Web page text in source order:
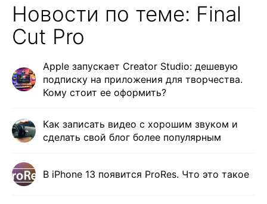
Новости по теме: Final
Cut Pro
Apple запускает Creator Studio: дешевую
подписку на приложения для творчества.
Кому стоит ее оформить?
Как записать видео с хорошим звуком и
сделать свой блог более популярным
В iPhone 13 появится ProRes. Что это такое